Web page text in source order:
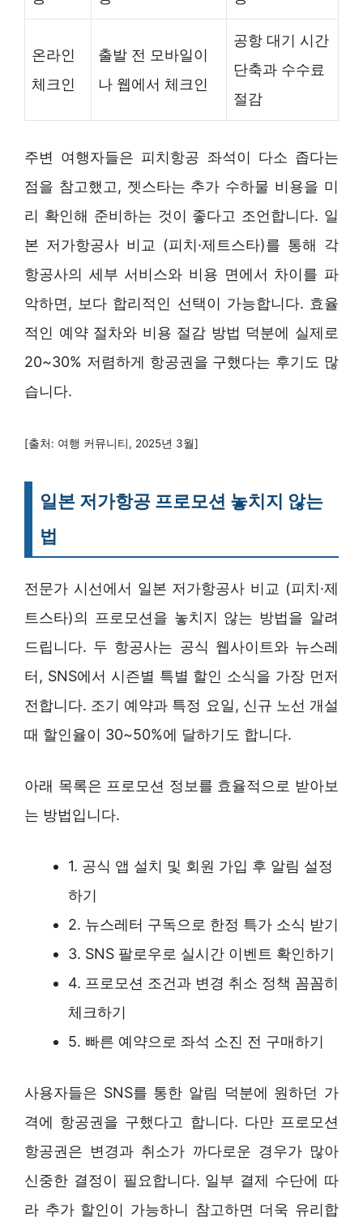
온라인
체크인
출발 전 모바일이
나 웹에서 체크인
공항 대기 시간
단축과 수수료
절감
주변 여행자들은 피치항공 좌석이 다소 좁다는
점을 참고했고, 젯스타는 추가 수하물 비용을 미
리 확인해 준비하는 것이 좋다고 조언합니다. 일
본 저가항공사 비교 (피치·제트스타)를 통해 각
항공사의 세부 서비스와 비용 면에서 차이를 파
악하면, 보다 합리적인 선택이 가능합니다. 효율
적인 예약 절차와 비용 절감 방법 덕분에 실제로
20~30% 저렴하게 항공권을 구했다는 후기도 많
습니다.
[출처: 여행 커뮤니티, 2025년 3월]
일본 저가항공 프로모션 놓치지 않는
법
전문가 시선에서 일본 저가항공사 비교 (피치·제
트스타)의 프로모션을 놓치지 않는 방법을 알려
드립니다. 두 항공사는 공식 웹사이트와 뉴스레
터, SNS에서 시즌별 특별 할인 소식을 가장 먼저
전합니다. 조기 예약과 특정 요일, 신규 노선 개설
때 할인율이 30~50%에 달하기도 합니다.
아래 목록은 프로모션 정보를 효율적으로 받아보
는 방법입니다.
1. 공식 앱 설치 및 회원 가입 후 알림 설정
하기
2. 뉴스레터 구독으로 한정 특가 소식 받기
3. SNS 팔로우로 실시간 이벤트 확인하기
4. 프로모션 조건과 변경 취소 정책 꼼꼼히
체크하기
5. 빠른 예약으로 좌석 소진 전 구매하기
사용자들은 SNS를 통한 알림 덕분에 원하던 가
격에 항공권을 구했다고 합니다. 다만 프로모션
항공권은 변경과 취소가 까다로운 경우가 많아
신중한 결정이 필요합니다. 일부 결제 수단에 따
라 추가 할인이 가능하니 참고하면 더욱 유리합